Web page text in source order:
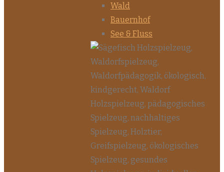
Wald
Bauernhof
See & Fluss